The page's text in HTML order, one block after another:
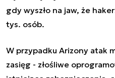
gdy wyszło na jaw, że
tys. osób.
W przypadku Arizony atak
zasięg - złośliwe